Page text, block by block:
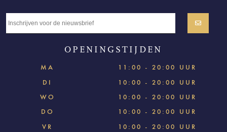
OPENINGSTIJDEN
MA
11:00 - 20:00 UUR
DI
10:00 - 20:00 UUR
WO
10:00 - 20:00 UUR
DO
10:00 - 20:00 UUR
VR
10:00 - 20:00 UUR